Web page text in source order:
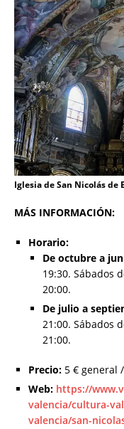
Iglesia de San Nicolás de
MÁS INFORMACIÓN:
Horario:
De octubre a
19:30. Sábados
20:00.
De julio a
21:00. Sábados
21:00.
Precio: 5 € general
Web: https://
valencia/cultura-
valencia/san-